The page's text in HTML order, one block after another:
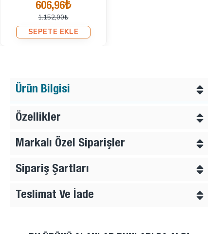
606,96₺
1.152,00₺
SEPETE EKLE
Ürün Bilgisi
Özellikler
Markalı Özel Siparişler
Sipariş Şartları
Teslimat Ve İade